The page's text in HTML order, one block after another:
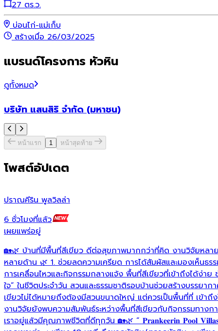
27 ตร.ว.
บ่อนไก่-แม่เก็บ
สร้างเมื่อ 26/03/2025
แบรนด์โครงการ หัวหิน
ดูทั้งหมด
บริษัท แสนสิริ จำกัด (มหาชน)
หน้าแรก 1 หน้าสุดท้าย
โพสต์อัปเดต
ปราณคีริน พูลวิลล่า
6 ชั่วโมงที่แล้ว
เผยแพร่อยู่
🏡🌿 บ้านที่มีพื้นที่สีเขียว ดีต่อสุขภาพมากกว่าที่คิด งานวิจัยหล
หลายด้าน 🌿 1. ช่วยลดความเครียด การได้สัมผัสและมองเห็นธ
การเคลื่อนไหวและกิจกรรมกลางแจ้ง พื้นที่สีเขียวที่เข้าถึงได้ง่
ใจ” ในชีวิตประจำวัน สวนและธรรมชาติรอบบ้านช่วยสร้างบร
เขียวไม่ได้หมายถึงต้องมีสวนขนาดใหญ่ แต่ควรเป็นพื้นที่ที่ เข้าถึ
งานวิจัยยังพบความสัมพันธ์ระหว่างพื้นที่สีเขียวกับกิจกรรมทางก
เราอยู่แล้วมีคุณภาพชีวิตที่ดีทุกวัน 🏡🌿 “ 𝐏𝐫𝐚𝐧𝐤𝐞𝐞𝐫𝐢𝐧 𝐏𝐨𝐨𝐥